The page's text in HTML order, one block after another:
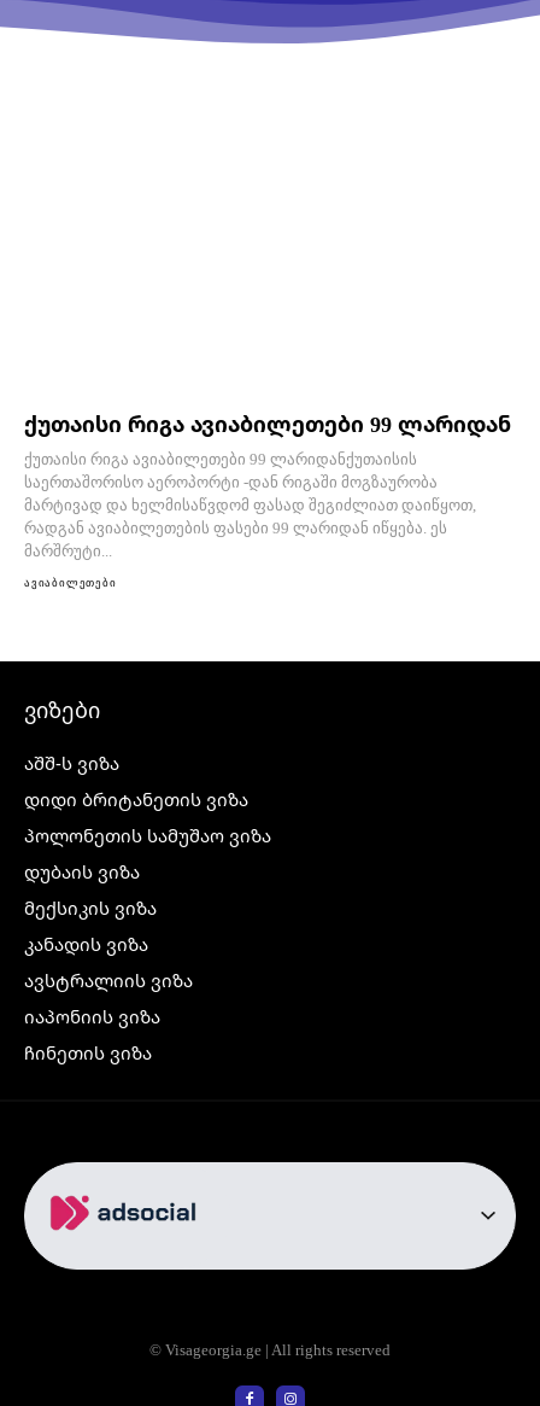
ქუთაისი რიგა ავიაბილეთები 99 ლარიდან
ქუთაისი რიგა ავიაბილეთები 99 ლარიდანქუთაისის
საერთაშორისო აეროპორტი -დან რიგაში მოგზაურობა
მარტივად და ხელმისაწვდომ ფასად შეგიძლიათ დაიწყოთ,
რადგან ავიაბილეთების ფასები 99 ლარიდან იწყება. ეს
მარშრუტი...
ავიაბილეთები
ვიზები
აშშ-ს ვიზა
დიდი ბრიტანეთის ვიზა
პოლონეთის სამუშაო ვიზა
დუბაის ვიზა
მექსიკის ვიზა
კანადის ვიზა
ავსტრალიის ვიზა
იაპონიის ვიზა
ჩინეთის ვიზა
ჩრდილოეთ ირლანდიის ვიზა
რუსეთის ვიზა
ავიაბილეთები
თბილისი ბაქო
© Visageorgia.ge | All rights reserved